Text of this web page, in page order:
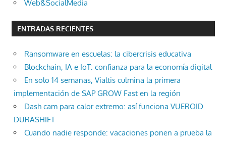
Web&SocialMedia
ENTRADAS RECIENTES
Ransomware en escuelas: la cibercrisis educativa
Blockchain, IA e IoT: confianza para la economía digital
En solo 14 semanas, Vialtis culmina la primera
implementación de SAP GROW Fast en la región
Dash cam para calor extremo: así funciona VUEROID
DURASHIFT
Cuando nadie responde: vacaciones ponen a prueba la